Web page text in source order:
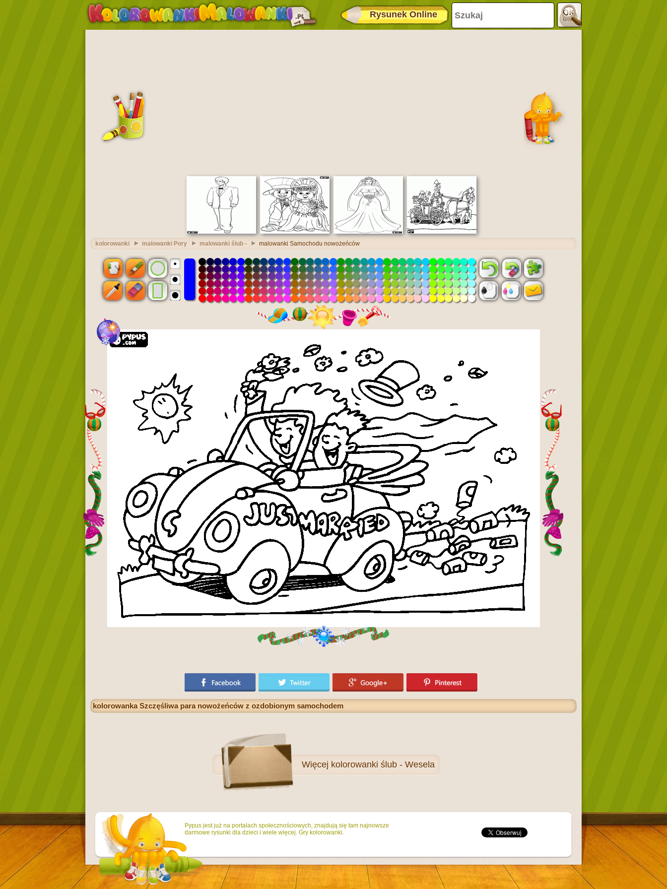
Rysunek Online
kolorowanki malowanki Pory malowanki ślub - malowanki Samochodu nowożeńców
kolorowanka Szczęśliwa para nowożeńców z ozdobionym samochodem
Więcej kolorowanki ślub - Wesela
Pypus jest już na portalach społecznościowych, znajdują się tam najnowsze
darmowe rysunki dla dzieci i wiele więcej. Gry kolorowanki.